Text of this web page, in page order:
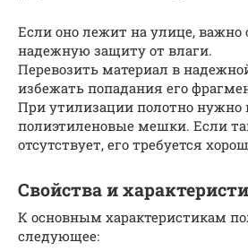
Если оно лежит на улице, важно
надежную защиту от влаги.
Перевозить материал в
избежать попадания его
При утилизации полотно нужно
полиэтиленовые мешки. Если
отсутствует, его требуется
Свойства и
К основным характеристикам
следующее: